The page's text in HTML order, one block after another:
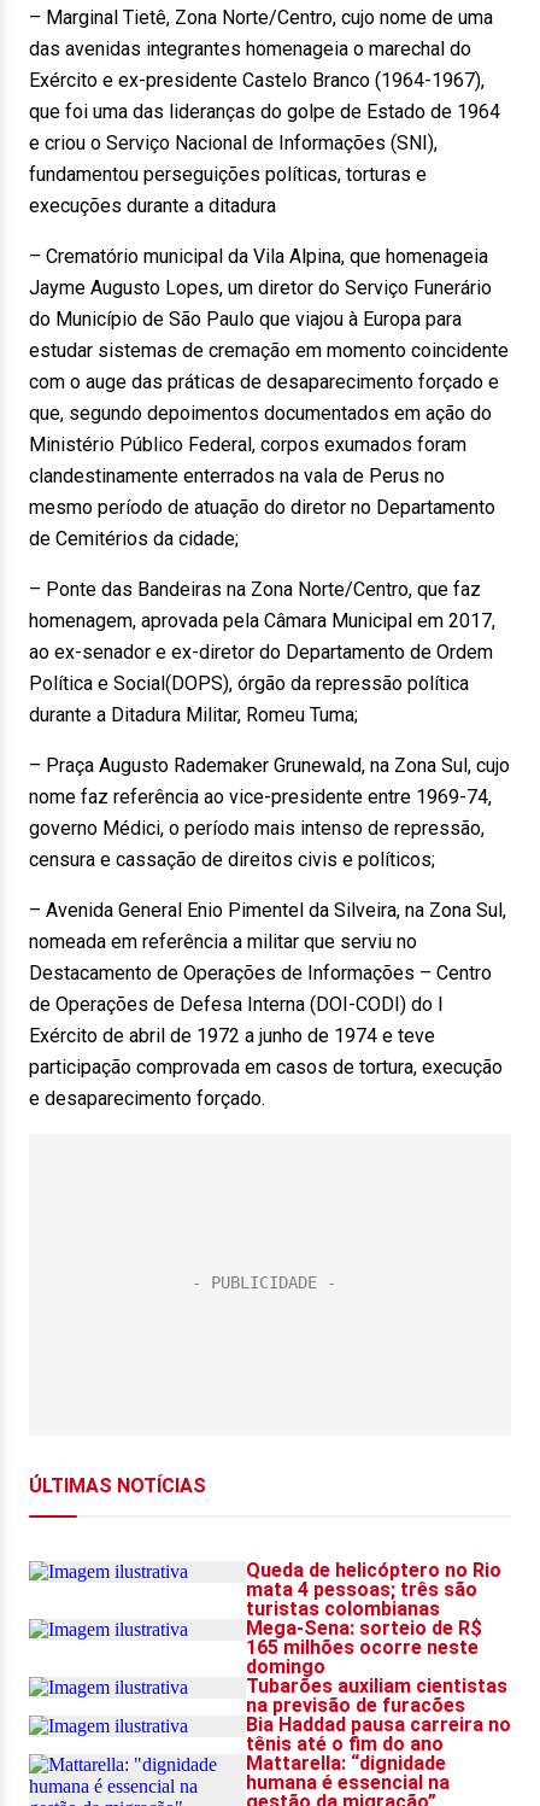
– Marginal Tietê, Zona Norte/Centro, cujo nome de uma
das avenidas integrantes homenageia o marechal do
Exército e ex-presidente Castelo Branco (1964-1967),
que foi uma das lideranças do golpe de Estado de 1964
e criou o Serviço Nacional de Informações (SNI),
fundamentou perseguições políticas, torturas e
execuções durante a ditadura
– Crematório municipal da Vila Alpina, que homenageia
Jayme Augusto Lopes, um diretor do Serviço Funerário
do Município de São Paulo que viajou à Europa para
estudar sistemas de cremação em momento coincidente
com o auge das práticas de desaparecimento forçado e
que, segundo depoimentos documentados em ação do
Ministério Público Federal, corpos exumados foram
clandestinamente enterrados na vala de Perus no
mesmo período de atuação do diretor no Departamento
de Cemitérios da cidade;
– Ponte das Bandeiras na Zona Norte/Centro, que faz
homenagem, aprovada pela Câmara Municipal em 2017,
ao ex-senador e ex-diretor do Departamento de Ordem
Política e Social(DOPS), órgão da repressão política
durante a Ditadura Militar, Romeu Tuma;
– Praça Augusto Rademaker Grunewald, na Zona Sul, cujo
nome faz referência ao vice-presidente entre 1969-74,
governo Médici, o período mais intenso de repressão,
censura e cassação de direitos civis e políticos;
– Avenida General Enio Pimentel da Silveira, na Zona Sul,
nomeada em referência a militar que serviu no
Destacamento de Operações de Informações – Centro
de Operações de Defesa Interna (DOI-CODI) do I
Exército de abril de 1972 a junho de 1974 e teve
participação comprovada em casos de tortura, execução
e desaparecimento forçado.